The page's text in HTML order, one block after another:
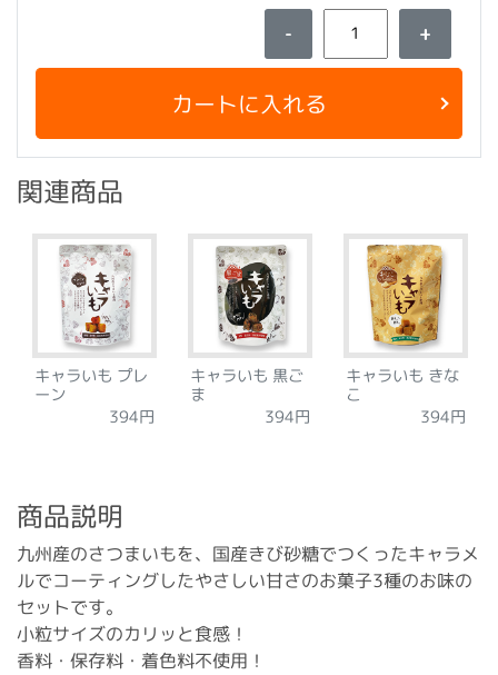
- +
カートに入れる
関連商品
キャラいも プレ
ーン
394円
キャラいも 黒ご
ま
394円
キャラいも きな
こ
394円
商品説明
九州産のさつまいもを、国産きび砂糖でつくったキャラメ
ルでコーティングしたやさしい甘さのお菓子3種のお味の
セットです。
小粒サイズのカリッと食感！
香料・保存料・着色料不使用！